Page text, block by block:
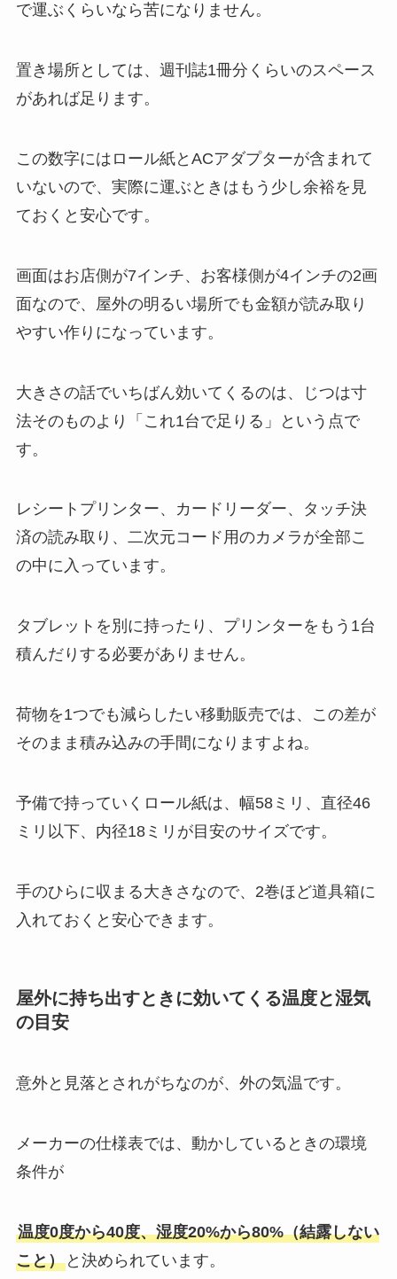
で運ぶくらいなら苦になりません。
置き場所としては、週刊誌1冊分くらいのスペース
があれば足ります。
この数字にはロール紙とACアダプターが含まれて
いないので、実際に運ぶときはもう少し余裕を見
ておくと安心です。
画面はお店側が7インチ、お客様側が4インチの2画
面なので、屋外の明るい場所でも金額が読み取り
やすい作りになっています。
大きさの話でいちばん効いてくるのは、じつは寸
法そのものより「これ1台で足りる」という点で
す。
レシートプリンター、カードリーダー、タッチ決
済の読み取り、二次元コード用のカメラが全部こ
の中に入っています。
タブレットを別に持ったり、プリンターをもう1台
積んだりする必要がありません。
荷物を1つでも減らしたい移動販売では、この差が
そのまま積み込みの手間になりますよね。
予備で持っていくロール紙は、幅58ミリ、直径46
ミリ以下、内径18ミリが目安のサイズです。
手のひらに収まる大きさなので、2巻ほど道具箱に
入れておくと安心できます。
屋外に持ち出すときに効いてくる温度と湿気
の目安
意外と見落とされがちなのが、外の気温です。
メーカーの仕様表では、動かしているときの環境
条件が
温度0度から40度、湿度20%から80%（結露しない
こと）と決められています。